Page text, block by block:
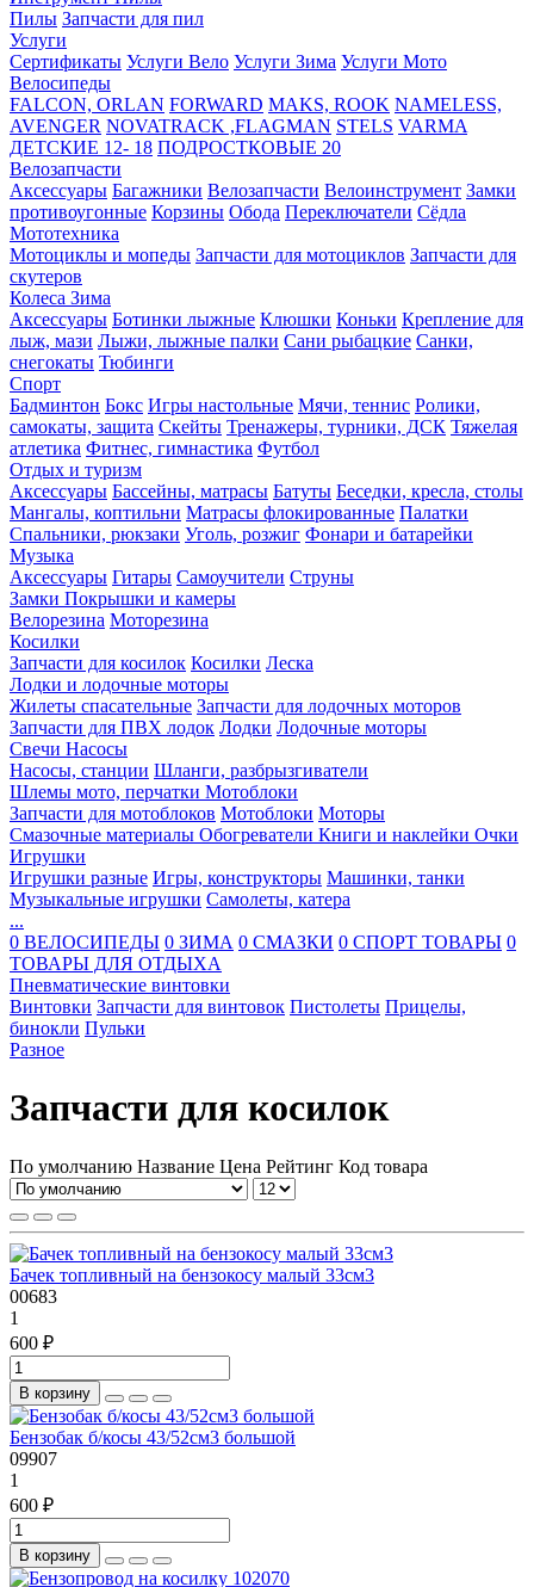
Пилы Запчасти для пил
Услуги
Сертификаты Услуги Вело Услуги Зима Услуги Мото
Велосипеды
FALCON, ORLAN FORWARD MAKS, ROOK NAMELESS,
AVENGER NOVATRACK ,FLAGMAN STELS VARMA
ДЕТСКИЕ 12- 18 ПОДРОСТКОВЫЕ 20
Велозапчасти
Аксессуары Багажники Велозапчасти Велоинструмент Замки
противоугонные Корзины Обода Переключатели Сёдла
Мототехника
Мотоциклы и мопеды Запчасти для мотоциклов Запчасти для
скутеров
Колеса Зима
Аксессуары Ботинки лыжные Клюшки Коньки Крепление для
лыж, мази Лыжи, лыжные палки Сани рыбацкие Санки,
снегокаты Тюбинги
Спорт
Бадминтон Бокс Игры настольные Мячи, теннис Ролики,
самокаты, защита Скейты Тренажеры, турники, ДСК Тяжелая
атлетика Фитнес, гимнастика Футбол
Отдых и туризм
Аксессуары Бассейны, матрасы Батуты Беседки, кресла, столы
Мангалы, коптильни Матрасы флокированные Палатки
Спальники, рюкзаки Уголь, розжиг Фонари и батарейки
Музыка
Аксессуары Гитары Самоучители Струны
Замки Покрышки и камеры
Велорезина Моторезина
Косилки
Запчасти для косилок Косилки Леска
Лодки и лодочные моторы
Жилеты спасательные Запчасти для лодочных моторов
Запчасти для ПВХ лодок Лодки Лодочные моторы
Свечи Насосы
Насосы, станции Шланги, разбрызгиватели
Шлемы мото, перчатки Мотоблоки
Запчасти для мотоблоков Мотоблоки Моторы
Смазочные материалы Обогреватели Книги и наклейки Очки
Игрушки
Игрушки разные Игры, конструкторы Машинки, танки
Музыкальные игрушки Самолеты, катера
...
0 ВЕЛОСИПЕДЫ 0 ЗИМА 0 СМАЗКИ 0 СПОРТ ТОВАРЫ 0
ТОВАРЫ ДЛЯ ОТДЫХА
Пневматические винтовки
Винтовки Запчасти для винтовок Пистолеты Прицелы,
бинокли Пульки
Разное
Запчасти для косилок
По умолчанию Название Цена Рейтинг Код товара
Бачек топливный на бензокосу малый 33см3
00683
1
600 ₽
В корзину
Бензобак б/косы 43/52см3 большой
09907
1
600 ₽
В корзину